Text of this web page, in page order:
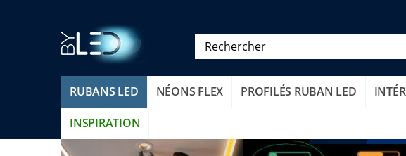
RUBANS LED NÉONS FLEX PROFILÉS RUBAN LED
INSPIRATION